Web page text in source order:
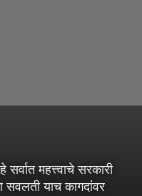
महत्त्वाचे सरकारी
याच कागदांवर